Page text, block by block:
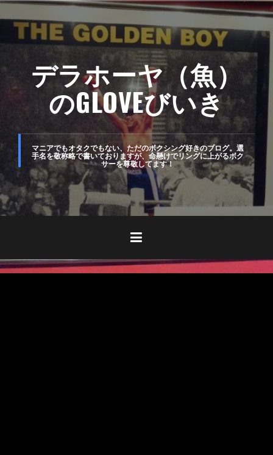
ン
キ
プ
デラホーヤ（魚）
のGLOVEびいき
マニアでもオタクでもない、ただのボクシング好きのブログ。選
手名を敬称略で書いておりますが、命懸けでリングに上がるボク
サーを尊敬してます！